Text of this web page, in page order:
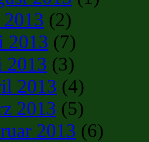
(2)
2013 (7)
2013 (3)
2013 (4)
2013 (5)
2013 (6)